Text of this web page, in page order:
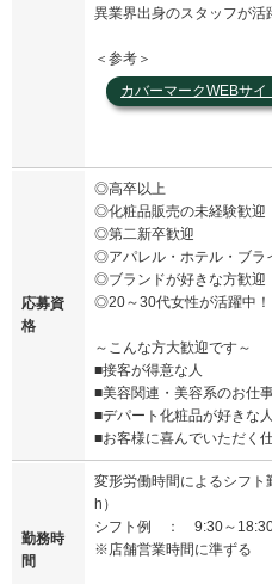
異業界出身のスタッフが活
＜参考＞
カバーマークWEBサイ
応募資
格
◎高卒以上
◎化粧品販売の未経験歓迎
◎第二新卒歓迎
◎アパレル・ホテル・ブラ
◎ブランドが好きな方歓迎
◎20～30代女性が活躍中！
～こんな方大歓迎です～
■接客が得意な人
■美容関連・美容系のお仕
■デパート化粧品が好きな人
■お客様に喜んでいただく
勤務時
間
変形労働時間によるシフ
h）
シフト例 ： 9:30～18:30
※店舗営業時間に準ずる